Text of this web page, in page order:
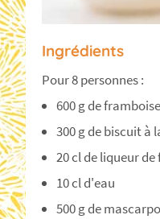
Ingrédients
Pour 8 personnes :
600 g de
300 g de biscuit à
20 cl de liqueur
10 cl d'eau
500 g de